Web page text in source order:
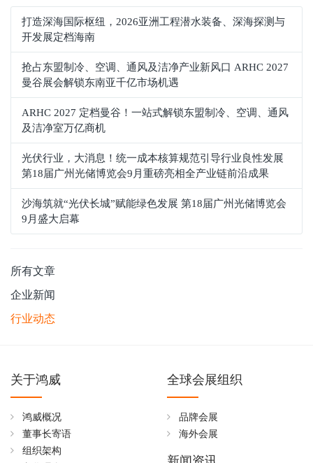
打造深海国际枢纽，2026亚洲工程潜水装备、深海探测与
开发展定档海南
抢占东盟制冷、空调、通风及洁净产业新风口 ARHC 2027
曼谷展会解锁东南亚千亿市场机遇
ARHC 2027 定档曼谷！一站式解锁东盟制冷、空调、通风
及洁净室万亿商机
光伏行业，大消息！统一成本核算规范引导行业良性发展
第18届广州光储博览会9月重磅亮相全产业链前沿成果
沙海筑就“光伏长城”赋能绿色发展 第18届广州光储博览会
9月盛大启幕
所有文章
企业新闻
行业动态
关于鸿威
鸿威概况
董事长寄语
组织架构
全球会展组织
品牌会展
海外会展